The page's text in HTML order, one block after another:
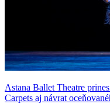
Astana Ballet Theatre
Carpets aj návrat